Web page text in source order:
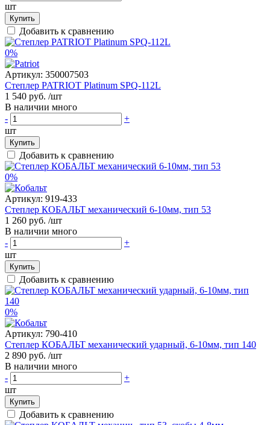
шт
Купить
Добавить к сравнению
0%
Артикул: 350007503
Степлер PATRIOT Platinum SPQ-112L
1 540 руб. /шт
В наличии много
-
+
шт
Купить
Добавить к сравнению
0%
Артикул: 919-433
Степлер КОБАЛЬТ механический 6-10мм, тип 53
1 260 руб. /шт
В наличии много
-
+
шт
Купить
Добавить к сравнению
0%
Артикул: 790-410
Степлер КОБАЛЬТ механический ударный, 6-10мм, тип 140
2 890 руб. /шт
В наличии много
-
+
шт
Купить
Добавить к сравнению